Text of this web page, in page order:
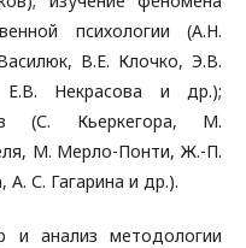
психологии (А.Н.
В.Е. Клочко, Э.В.
Е.В. Некрасова и др.);
(С. Кьеркегора, М.
М. Мерло-Понти, Ж.-П.
С. Гагарина и др.).
и анализ методологии